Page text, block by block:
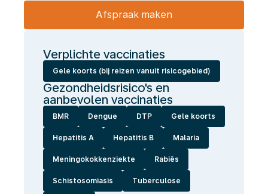
Afspraak maken
Verplichte vaccinaties
Gele koorts (bij reizen vanuit risicogebied)
Gezondheidsrisico's en
aanbevolen vaccinaties
BMR Dengue DTP Gele koorts
Hepatitis A Hepatitis B Malaria
Meningokokkenziekte Rabiës
Schistosomiasis Tuberculose